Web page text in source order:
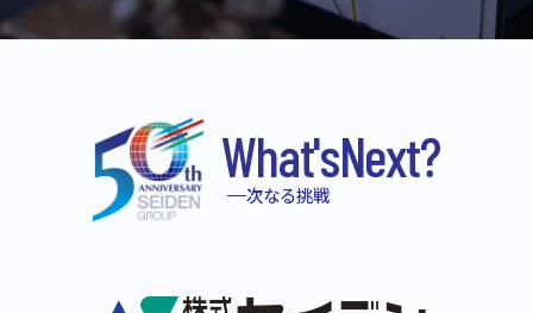
What'sNext?
次なる挑戦